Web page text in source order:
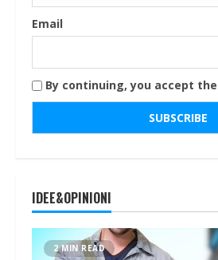
Email
By continuing, you accept
IDEE&OPINIONI
2 MIN READ